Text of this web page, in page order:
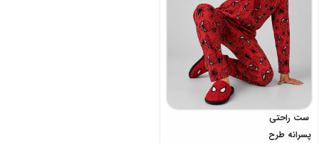
ست راحتی
پسرانه طرح